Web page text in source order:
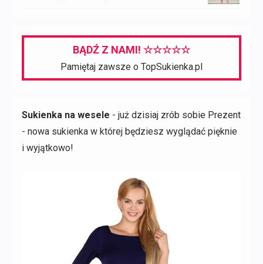
267,00 zł.
BĄDŹ Z NAMI! ☆☆☆☆☆
Pamiętaj zawsze o TopSukienka.pl
Sukienka na wesele - już dzisiaj zrób sobie Prezent
- nowa sukienka w której będziesz wyglądać pięknie
i wyjątkowo!